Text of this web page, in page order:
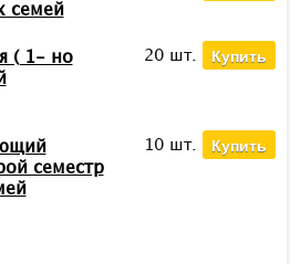
семей
( 1- но
20 шт. Купить
семестр
10 шт. Купить